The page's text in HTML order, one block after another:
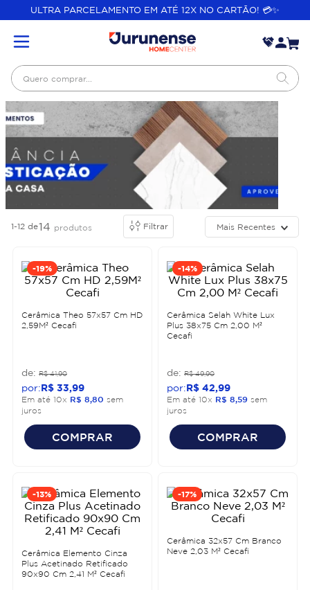
ULTRA PARCELAMENTO EM ATÉ 12X NO CARTÃO! 💳✨
Quero comprar...
1-12 de14 produtos Filtrar Mais Recentes
-19%
Cerâmica Theo 57x57 Cm HD
2,59M² Cecafi
R$ 41,90
R$ 33 99
Em até 10x R$ 8 80 sem
juros
COMPRAR
-14%
Cerâmica Selah White Lux
Plus 38x75 Cm 2,00 M²
Cecafi
R$ 49,90
R$ 42 99
Em até 10x R$ 8 59 sem
juros
COMPRAR
-13%
Cerâmica Elemento Cinza
Plus Acetinado Retificado
90x90 Cm 2,41 M² Cecafi
-17%
Cerâmica 32x57 Cm Branco
Neve 2,03 M² Cecafi